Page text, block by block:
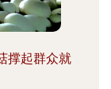
撑起群众就